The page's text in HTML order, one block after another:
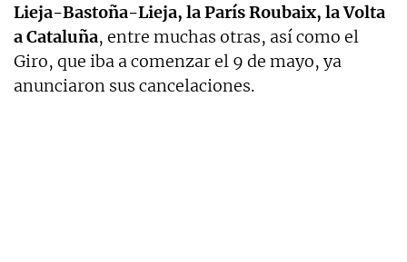
Lieja-Bastoña-Lieja, la París Roubaix, la Volta
a Cataluña, entre muchas otras, así como el
Giro, que iba a comenzar el 9 de mayo, ya
anunciaron sus cancelaciones.